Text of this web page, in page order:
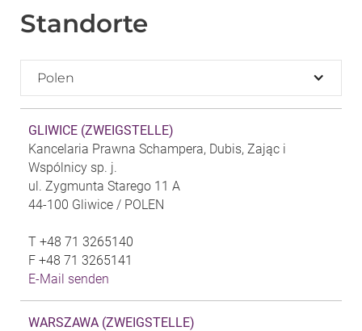
Standorte
Polen
GLIWICE (ZWEIGSTELLE)
Kancelaria Prawna Schampera, Dubis, Zając i
Wspólnicy sp. j.
ul. Zygmunta Starego 11 A
44-100 Gliwice / POLEN
T +48 71 3265140
F +48 71 3265141
E-Mail senden
WARSZAWA (ZWEIGSTELLE)